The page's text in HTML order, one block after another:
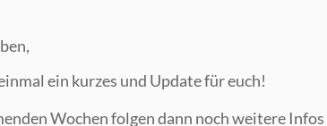
ein kurzes und Update für euch!
Wochen folgen dann noch weitere Infos